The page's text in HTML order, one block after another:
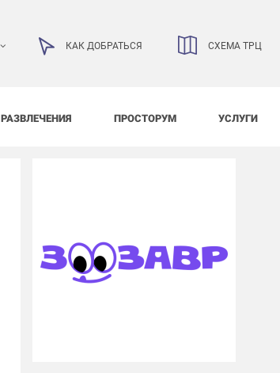
КАК ДОБРАТЬСЯ СХЕМА ТРЦ
РАЗВЛЕЧЕНИЯ ПРОСТОРУМ УСЛУГИ